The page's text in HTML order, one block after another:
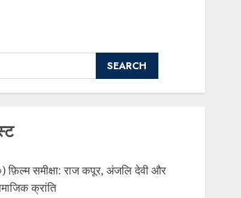
SEARCH
फ़िल्म समीक्षा: राज कपूर, अंजलि देवी और
क्रांति